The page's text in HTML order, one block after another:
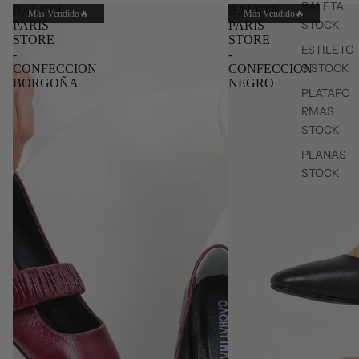
BALETA
STOCK
ESTILETO
S STOCK
PLATAFO
RMAS
STOCK
PLANAS
STOCK
Más Vendido🔥
BALETA
PARIS
STORE
-
CONFECCION
BORGOÑA
Más Vendido🔥
BALETA
PARIS
STORE
-
CONFECCION
NEGRO